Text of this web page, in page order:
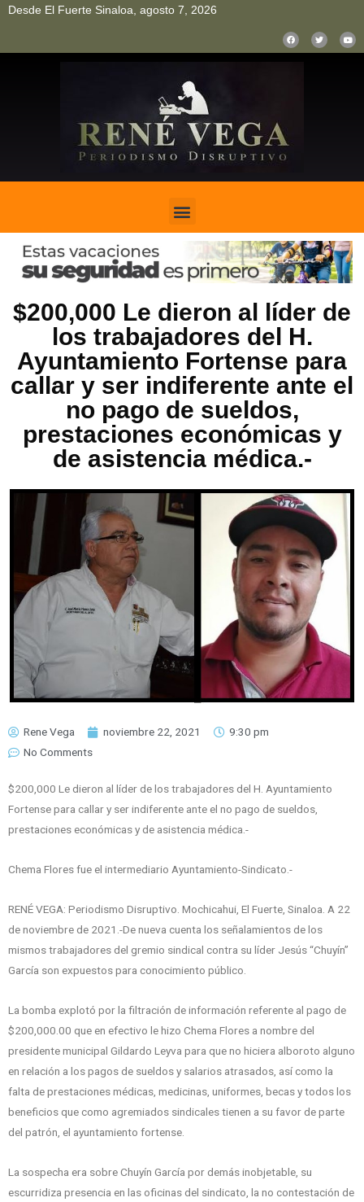
Desde El Fuerte Sinaloa, agosto 7, 2026
$200,000 Le dieron al líder de
los trabajadores del H.
Ayuntamiento Fortense para
callar y ser indiferente ante el
no pago de sueldos,
prestaciones económicas y
de asistencia médica.-
Rene Vega noviembre 22, 2021
9:30 pm
No Comments
$200,000 Le dieron al líder de los trabajadores del H. Ayuntamiento
Fortense para callar y ser indiferente ante el no pago de sueldos,
prestaciones económicas y de asistencia médica.-
Chema Flores fue el intermediario Ayuntamiento-Sindicato.-
RENÉ VEGA: Periodismo Disruptivo. Mochicahui, El Fuerte, Sinaloa. A 22
de noviembre de 2021.-De nueva cuenta los señalamientos de los
mismos trabajadores del gremio sindical contra su líder Jesús “Chuyín”
García son expuestos para conocimiento público.
La bomba explotó por la filtración de información referente al pago de
$200,000.00 que en efectivo le hizo Chema Flores a nombre del
presidente municipal Gildardo Leyva para que no hiciera alboroto alguno
en relación a los pagos de sueldos y salarios atrasados, así como la
falta de prestaciones médicas, medicinas, uniformes, becas y todos los
beneficios que como agremiados sindicales tienen a su favor de parte
del patrón, el ayuntamiento fortense.
La sospecha era sobre Chuyín García por demás inobjetable, su
escurridiza presencia en las oficinas del sindicato, la no contestación de